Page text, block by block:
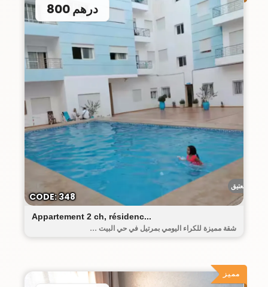
البيت العتيق
Appartement 2 ch, résidenc...
800 درهم
شقة مميزة للكراء اليومي بمرتيل في حي البيت ...
CODE: 348
مميز